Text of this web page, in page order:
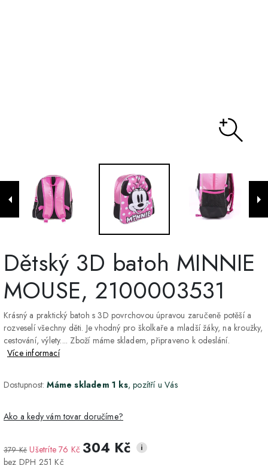
Dětský 3D batoh MINNIE
MOUSE, 2100003531
Krásný a praktický batoh s 3D povrchovou úpravou zaručeně potěší a
rozveselí všechny děti. Je vhodný pro školkaře a mladší žáky, na kroužky,
cestování, výlety.... Zboží máme skladem, připraveno k odeslání.
Více informací
Dostupnost:Máme skladem 1 ks, pozítří u Vás
Ako a kedy vám tovar doručíme?
DPD Home - doručenie
2-3 dny
379 Kč Ušetríte 76 Kč 304 Kč i
bez DPH 251 Kč